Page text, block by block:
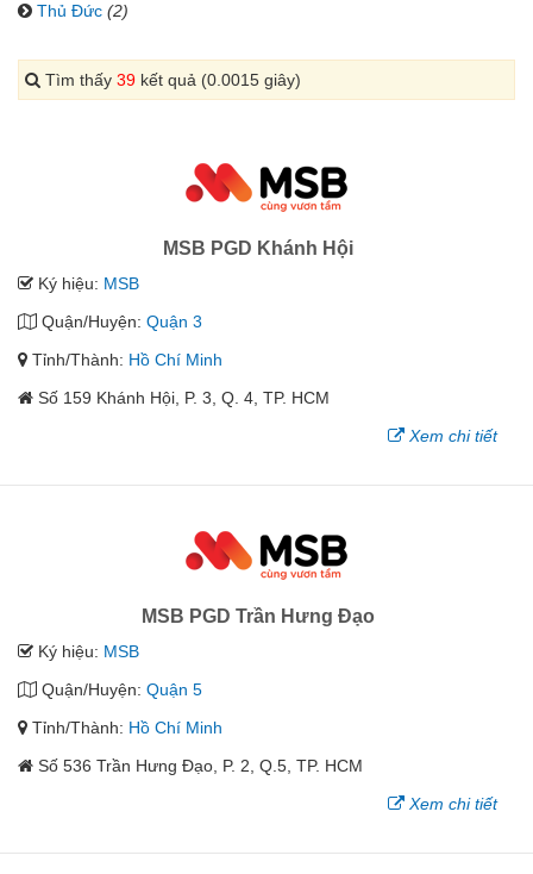
Thủ Đức (2)
Tìm thấy 39 kết quả (0.0015 giây)
MSB PGD Khánh Hội
Ký hiệu: MSB
Quận/Huyện: Quận 3
Tỉnh/Thành: Hồ Chí Minh
Số 159 Khánh Hội, P. 3, Q. 4, TP. HCM
Xem chi tiết
MSB PGD Trần Hưng Đạo
Ký hiệu: MSB
Quận/Huyện: Quận 5
Tỉnh/Thành: Hồ Chí Minh
Số 536 Trần Hưng Đạo, P. 2, Q.5, TP. HCM
Xem chi tiết